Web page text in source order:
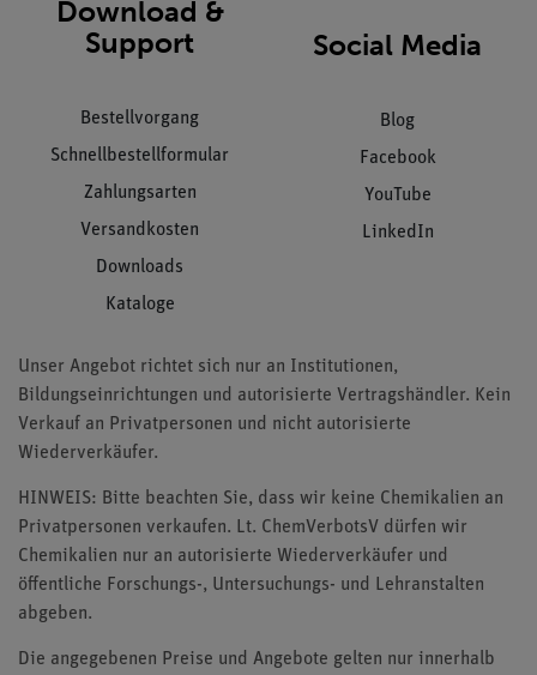
Download &
Support
Bestellvorgang
Schnellbestellformular
Zahlungsarten
Versandkosten
Downloads
Kataloge
Social Media
Blog
Facebook
YouTube
LinkedIn
Unser Angebot richtet sich nur an Institutionen,
Bildungseinrichtungen und autorisierte Vertragshändler. Kein
Verkauf an Privatpersonen und nicht autorisierte
Wiederverkäufer.
HINWEIS: Bitte beachten Sie, dass wir keine Chemikalien an
Privatpersonen verkaufen. Lt. ChemVerbotsV dürfen wir
Chemikalien nur an autorisierte Wiederverkäufer und
öffentliche Forschungs-, Untersuchungs- und Lehranstalten
abgeben.
Die angegebenen Preise und Angebote gelten nur innerhalb